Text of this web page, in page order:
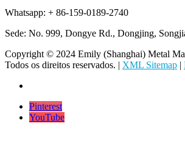
Whatsapp: + 86-159-0189-2740
Sede: No. 999, Dongye Rd., Dongjing,
Copyright © 2024 Emily (Shanghai) Metal
Todos os direitos reservados. | XML Sitemap |
Pinterest
YouTube